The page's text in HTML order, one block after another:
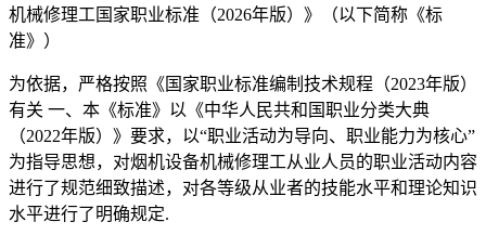
机械修理工国家职业标准（2026年版）》（以下简称《标
准》）
为依据，严格按照《国家职业标准编制技术规程（2023年版）
有关 一、本《标准》以《中华人民共和国职业分类大典
（2022年版）》要求，以“职业活动为导向、职业能力为核心”
为指导思想，对烟机设备机械修理工从业人员的职业活动内容
进行了规范细致描述，对各等级从业者的技能水平和理论知识
水平进行了明确规定.